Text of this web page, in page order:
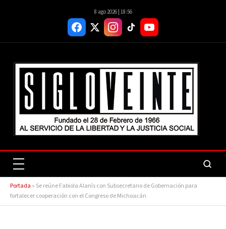
8 ago 2026 | 18:56
Portada » Se reúne Fabiola Alanís con Subsecretario de Gobernación para
fortalecer cooperación con el Congreso de Michoacán